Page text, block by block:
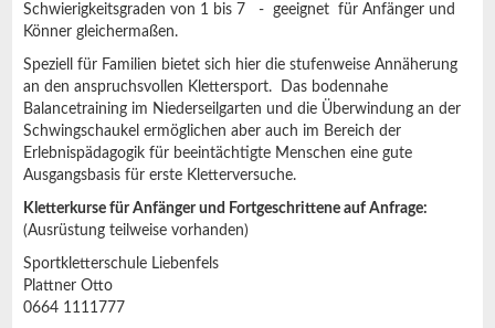
Schwierigkeitsgraden von 1 bis 7 - geeignet für Anfänger und
Könner gleichermaßen.
Speziell für Familien bietet sich hier die stufenweise Annäherung
an den anspruchsvollen Klettersport. Das bodennahe
Balancetraining im Niederseilgarten und die Überwindung an der
Schwingschaukel ermöglichen aber auch im Bereich der
Erlebnispädagogik für beeintächtigte Menschen eine gute
Ausgangsbasis für erste Kletterversuche.
Kletterkurse für Anfänger und Fortgeschrittene auf Anfrage:
(Ausrüstung teilweise vorhanden)
Sportkletterschule Liebenfels
Plattner Otto
0664 1111777